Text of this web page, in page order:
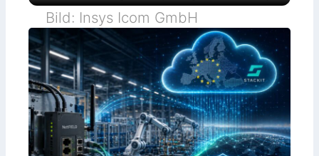
Bild: Insys Icom GmbH